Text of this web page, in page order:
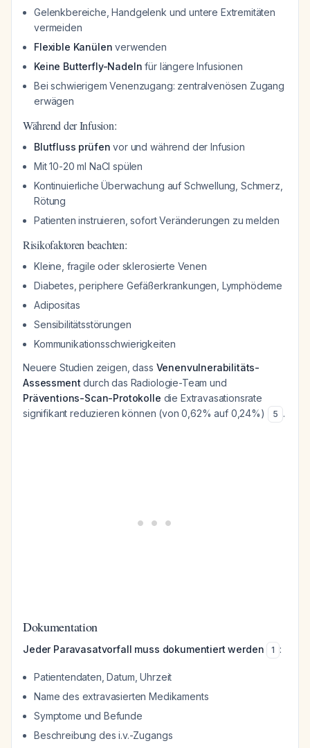
Gelenkbereiche, Handgelenk und untere Extremitäten
vermeiden
Flexible Kanülen verwenden
Keine Butterfly-Nadeln für längere Infusionen
Bei schwierigem Venenzugang: zentralvenösen Zugang
erwägen
Während der Infusion:
Blutfluss prüfen vor und während der Infusion
Mit 10-20 ml NaCl spülen
Kontinuierliche Überwachung auf Schwellung, Schmerz,
Rötung
Patienten instruieren, sofort Veränderungen zu melden
Risikofaktoren beachten:
Kleine, fragile oder sklerosierte Venen
Diabetes, periphere Gefäßerkrankungen, Lymphödeme
Adipositas
Sensibilitätsstörungen
Kommunikationsschwierigkeiten
Neuere Studien zeigen, dass Venenvulnerabilitäts-
Assessment durch das Radiologie-Team und
Präventions-Scan-Protokolle die Extravasationsrate
signifikant reduzieren können (von 0,62% auf 0,24%)
5 .
Dokumentation
Jeder Paravasatvorfall muss dokumentiert werden 1 :
Patientendaten, Datum, Uhrzeit
Name des extravasierten Medikaments
Symptome und Befunde
Beschreibung des i.v.-Zugangs